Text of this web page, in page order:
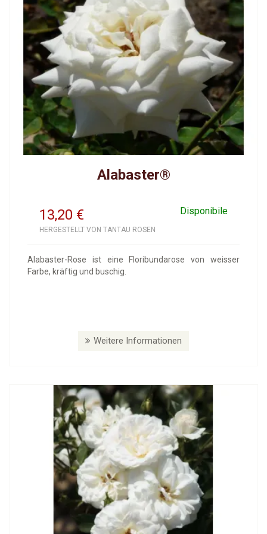
Alabaster®
13,20 Disponibile
€
HERGESTELLT VON TANTAU ROSEN
Alabaster-Rose ist eine Floribundarose von weisser
Farbe, kräftig und buschig.
Weitere Informationen